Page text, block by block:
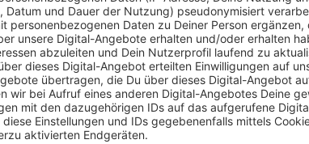
Im Prozess ging es um insgesamt 344
als 4 Millionen Euro. Per Zufall waren die
aus dem Raum Düsseldorf auf die
die Messenger-Plattform Encro Chat
Hinweis gegeben. Über die Plattform